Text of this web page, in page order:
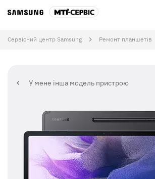
Сервісний центр Samsung Ремонт планшетів
У мене інша модель пристрою